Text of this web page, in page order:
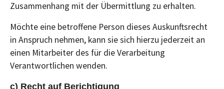
Zusammenhang mit der Übermittlung zu erhalten.
Möchte eine betroffene Person dieses Auskunftsrecht
in Anspruch nehmen, kann sie sich hierzu jederzeit an
einen Mitarbeiter des für die Verarbeitung
Verantwortlichen wenden.
c) Recht auf Berichtigung